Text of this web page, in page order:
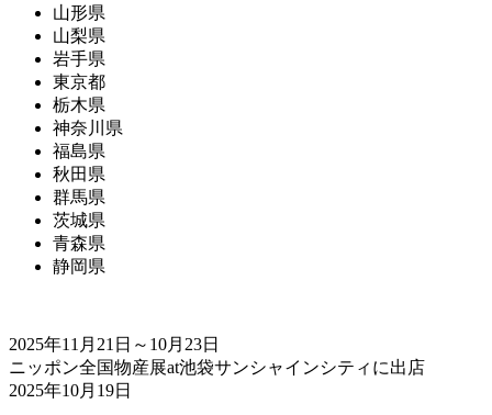
山形県
山梨県
岩手県
東京都
栃木県
神奈川県
福島県
秋田県
群馬県
茨城県
青森県
静岡県
2025年11月21日～10月23日
ニッポン全国物産展at池袋サンシャインシティに出店
2025年10月19日